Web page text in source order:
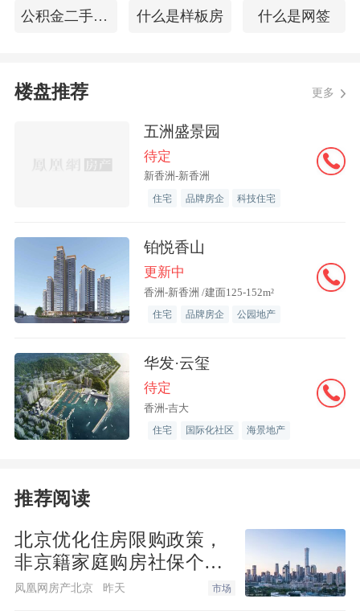
撞。
市文园中学教育集团副校长周玲结合学校
注孩子学习习惯的养成和心理的顺利过
渡。她详细介绍了珠海市文园中学教育集
团学校通过小初衔接系列课程与讲座等举
活。
谈及珠海市文园中学教育集团备受推崇的
原因，周校长将其归功于高素质的教师队
伍和“数据赋能精准教学” 的创新实践，确
公积金二手房贷款流程 什么是样板房 什么是网签
楼盘推荐 更多
五洲盛景园
待定
新香洲-新香洲
住宅 品牌房企 科技住宅
铂悦香山
更新中
香洲-新香洲 /建面125-152m²
住宅 品牌房企 公园地产
华发·云玺
待定
香洲-吉大
住宅 国际化社区 海景地产
推荐阅读
北京优化住房限购政策，
非京籍家庭购房社保个税
缴纳年限下调为一年
凤凰网房产北京 昨天 市场